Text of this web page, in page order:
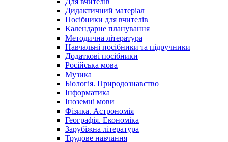
Дидактичний матеріал
Посібники для вчителів
Календарне планування
Методична література
Навчальні посібники та підручники
Додаткові посібники
Російська мова
Музика
Біологія. Природознавство
Інформатика
Іноземні мови
Фізика. Астрономія
Географія. Економіка
Зарубіжна література
Трудове навчання